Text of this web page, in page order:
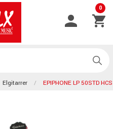
0
Elgitarrer EPIPHONE LP 50STD